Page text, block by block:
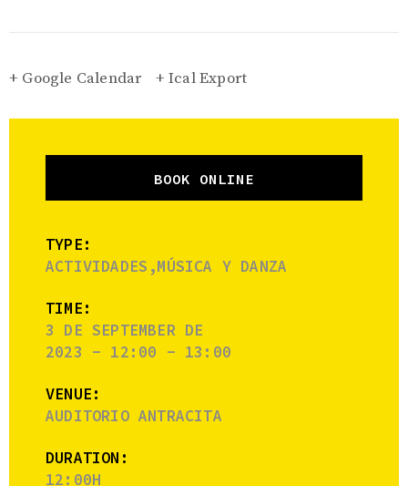
+ Google Calendar + Ical Export
BOOK ONLINE
TYPE:
ACTIVIDADES,MÚSICA Y DANZA
TIME:
3 DE SEPTEMBER DE
2023 - 12:00 - 13:00
VENUE:
AUDITORIO ANTRACITA
DURATION:
12:00H